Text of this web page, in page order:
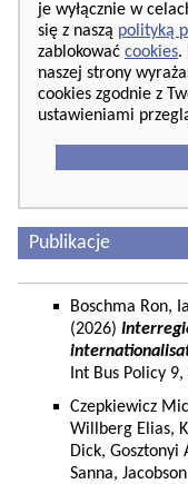
je wyłącznie w
się z naszą polityką
zablokować cookies.
naszej strony
cookies zgodnie z
ustawieniami
Publikacje
Boschma Ron,
(2026)
Int Bus Policy
Czepkiewicz
Willberg Elias,
Dick, Gosztonyi
Sanna,